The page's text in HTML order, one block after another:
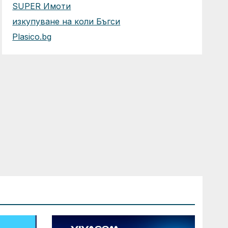
SUPER Имоти
изкупуване на коли Бъгси
Plasico.bg